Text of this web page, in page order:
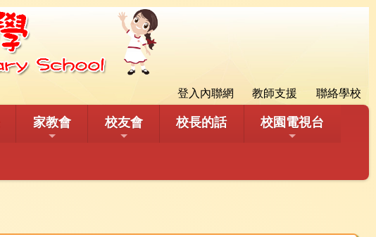
登入內聯網 教師支援 聯絡學校
家教會 校友會 校長的話 校園電視台